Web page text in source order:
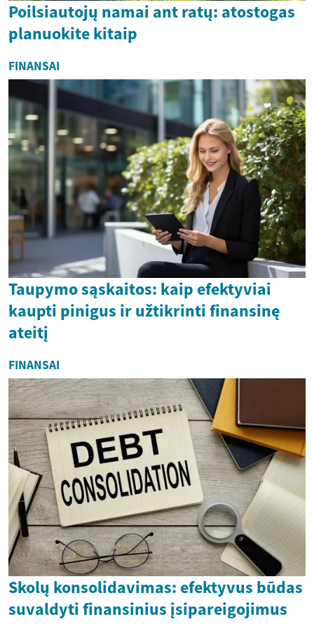
Poilsiautojų namai ant ratų: atostogas
planuokite kitaip
FINANSAI
Taupymo sąskaitos: kaip efektyviai
kaupti pinigus ir užtikrinti finansinę
ateitį
FINANSAI
Skolų konsolidavimas: efektyvus būdas
suvaldyti finansinius įsipareigojimus